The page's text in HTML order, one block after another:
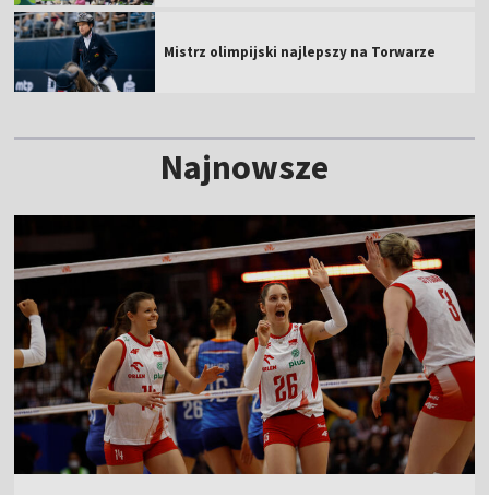
Mistrz olimpijski najlepszy na Torwarze
Najnowsze